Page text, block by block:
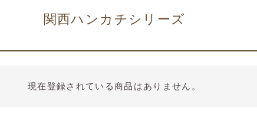
関西ハンカチシリーズ
現在登録されている商品はありません。